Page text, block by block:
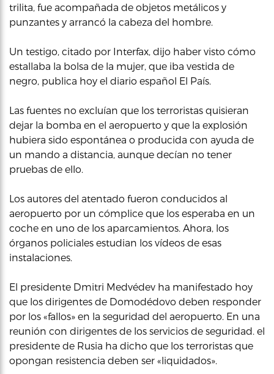
trilita, fue acompañada de objetos metálicos y
punzantes y arrancó la cabeza del hombre.
Un testigo, citado por Interfax, dijo haber visto cómo
estallaba la bolsa de la mujer, que iba vestida de
negro, publica hoy el diario español El País.
Las fuentes no excluían que los terroristas quisieran
dejar la bomba en el aeropuerto y que la explosión
hubiera sido espontánea o producida con ayuda de
un mando a distancia, aunque decían no tener
pruebas de ello.
Los autores del atentado fueron conducidos al
aeropuerto por un cómplice que los esperaba en un
coche en uno de los aparcamientos. Ahora, los
órganos policiales estudian los vídeos de esas
instalaciones.
El presidente Dmitri Medvédev ha manifestado hoy
que los dirigentes de Domodédovo deben responder
por los «fallos» en la seguridad del aeropuerto. En una
reunión con dirigentes de los servicios de seguridad. el
presidente de Rusia ha dicho que los terroristas que
opongan resistencia deben ser «liquidados».